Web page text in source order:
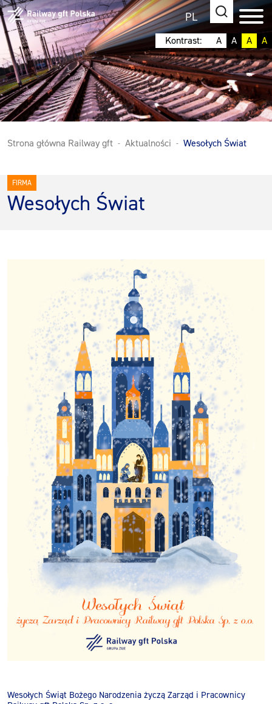
Kontrast: A A A A
PL
Strona główna Railway gft Aktualności Wesołych Świat
FIRMA
Wesołych Świat
Wesołych Świąt Bożego Narodzenia życzą Zarząd i Pracownicy